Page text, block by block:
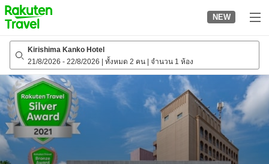
to
top
page
NEW
Kirishima Kanko Hotel
21/8/2026 - 22/8/2026 ทั้งหมด 2 คน จำนวน 1 ห้อง